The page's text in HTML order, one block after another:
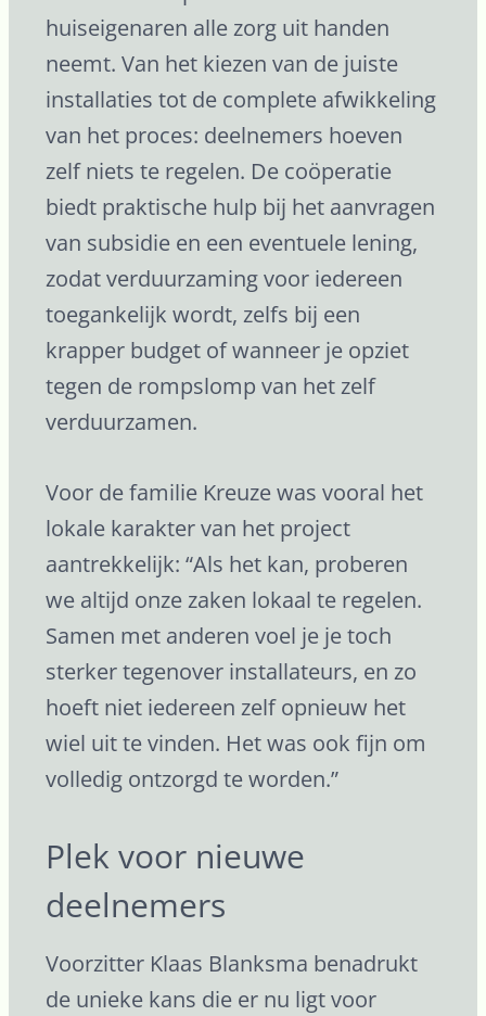
huiseigenaren alle zorg uit handen
neemt. Van het kiezen van de juiste
installaties tot de complete afwikkeling
van het proces: deelnemers hoeven
zelf niets te regelen. De coöperatie
biedt praktische hulp bij het aanvragen
van subsidie en een eventuele lening,
zodat verduurzaming voor iedereen
toegankelijk wordt, zelfs bij een
krapper budget of wanneer je opziet
tegen de rompslomp van het zelf
verduurzamen.
Voor de familie Kreuze was vooral het
lokale karakter van het project
aantrekkelijk: “Als het kan, proberen
we altijd onze zaken lokaal te regelen.
Samen met anderen voel je je toch
sterker tegenover installateurs, en zo
hoeft niet iedereen zelf opnieuw het
wiel uit te vinden. Het was ook fijn om
volledig ontzorgd te worden.”
Plek voor nieuwe
deelnemers
Voorzitter Klaas Blanksma benadrukt
de unieke kans die er nu ligt voor